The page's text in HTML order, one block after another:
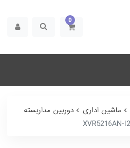
0
ماشین اداری
دوربین مداربسته